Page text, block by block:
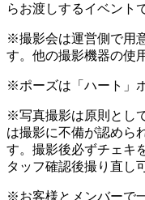
らお渡しするイベント
※撮影会は運営側で用
す。他の撮影機器の使
※ポーズは「ハート」
※写真撮影は原則とし
は撮影に不備が認めら
す。撮影後必ずチェキ
タッフ確認後撮り直し
※お客様とメンバーで